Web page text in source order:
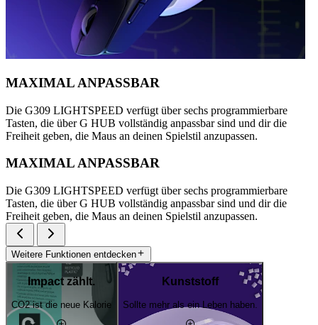
MAXIMAL ANPASSBAR
Die G309 LIGHTSPEED verfügt über sechs programmierbare
Tasten, die über G HUB vollständig anpassbar sind und dir die
Freiheit geben, die Maus an deinen Spielstil anzupassen.
MAXIMAL ANPASSBAR
Die G309 LIGHTSPEED verfügt über sechs programmierbare
Tasten, die über G HUB vollständig anpassbar sind und dir die
Freiheit geben, die Maus an deinen Spielstil anzupassen.
Weitere Funktionen entdecken
Impact zählt.
CO2 ist die neue Kalorie
Kunststoff
Sollte mehr als ein Leben haben.